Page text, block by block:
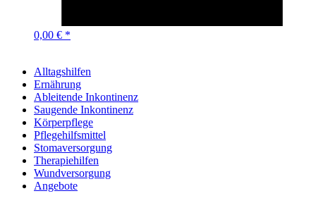
0,00 € *
Alltagshilfen
Ernährung
Ableitende Inkontinenz
Saugende Inkontinenz
Körperpflege
Pflegehilfsmittel
Stomaversorgung
Therapiehilfen
Wundversorgung
Angebote